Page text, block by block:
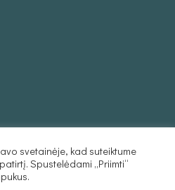
© 2025
svetainėje, kad suteiktume
Spustelėdami „Priimti“